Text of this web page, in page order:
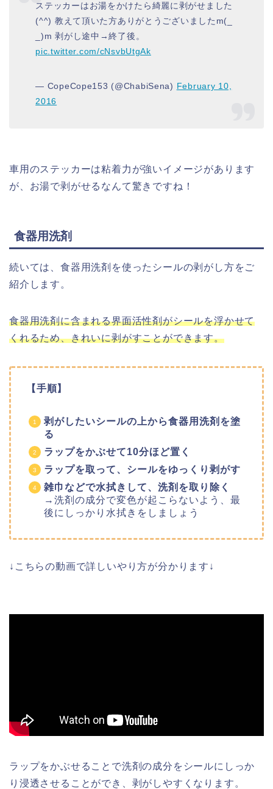
ステッカーはお湯をかけたら綺麗に剥がせました
(^^) 教えて頂いた方ありがとうございましたm(_
_)m 剥がし途中→終了後。
pic.twitter.com/cNsvbUtgAk
— CopeCope153 (@ChabiSena) February 10,
2016
車用のステッカーは粘着力が強いイメージがあります
が、お湯で剥がせるなんて驚きですね！
食器用洗剤
続いては、食器用洗剤を使ったシールの剥がし方をご
紹介します。
食器用洗剤に含まれる界面活性剤がシールを浮かせて
くれるため、きれいに剥がすことができます。
【手順】
剥がしたいシールの上から食器用洗剤を塗
る
ラップをかぶせて10分ほど置く
ラップを取って、シールをゆっくり剥がす
雑巾などで水拭きして、洗剤を取り除く
→洗剤の成分で変色が起こらないよう、最
後にしっかり水拭きをしましょう
↓こちらの動画で詳しいやり方が分かります↓
ラップをかぶせることで洗剤の成分をシールにしっか
り浸透させることができ、剥がしやすくなります。